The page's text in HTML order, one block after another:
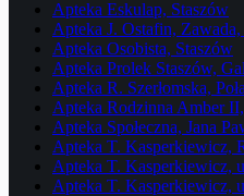
Apteka Eskulap, Staszów
Apteka J. Ostafin, Zawada,
Apteka Osobista, Staszów
Apteka Prolek Staszów,
Apteka R. Szerłomska,
Apteka Rodzinna Amber
Apteka Społeczna, Jana
Apteka T. Kasperkiewicz,
Apteka T. Kasperkiewicz,
Apteka T. Kasperkiewicz,